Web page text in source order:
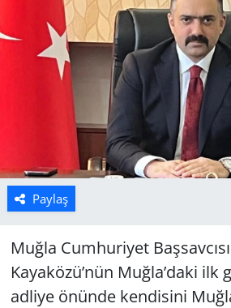
Paylaş
Muğla Cumhuriyet
Kayaközü’nün Muğla’daki ilk
adliye önünde kendisini
Politika
Uşak